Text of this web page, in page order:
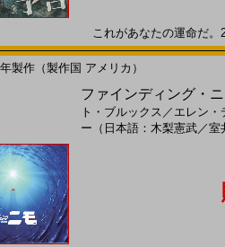
これがあなたの運命だ
製作（製作国 アメリカ）
ファインディング・
ト・ブルックス ／ エレン・
ー（日本語：木梨憲武／室